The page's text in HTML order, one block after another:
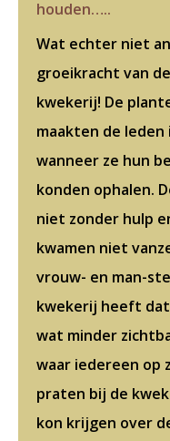
houden…..
Wat echter niet
groeikracht van
kwekerij! De
maakten de
wanneer ze hun
konden ophalen.
niet zonder hulp
kwamen niet
vrouw- en man-
kwekerij heeft dat
wat minder
waar iedereen op
praten bij de
kon krijgen over